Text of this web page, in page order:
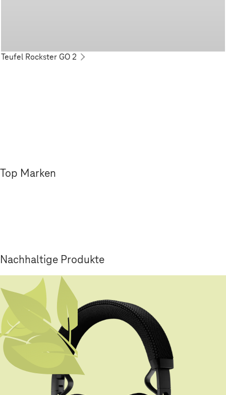
Teufel Rockster GO 2
Top Marken
Nachhaltige Produkte